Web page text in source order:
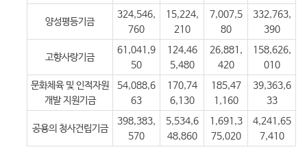
양성평등기금
324,546,
760
15,224,
210
7,007,5
80
332,763,
390
고향사랑기금
61,041,9
50
124,46
5,480
26,881,
420
158,626,
010
문화체육 및 인적자원
개발 지원기금
54,088,6
63
170,74
6,130
185,47
1,160
39,363,6
33
공용의 청사건립기금
398,383,
570
5,534,6
48,860
1,691,3
75,020
4,241,65
7,410